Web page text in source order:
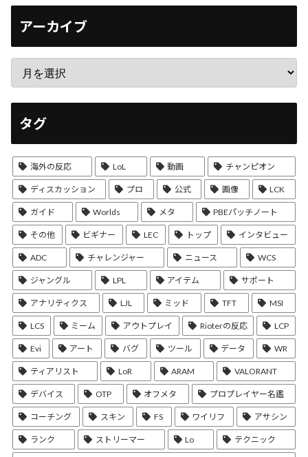
アーカイブ
タグ
海外の反応 LoL 動画 チャンピオン
ディスカッション プロ 公式 画像 LCK
ガイド Worlds メタ PBEパッチノート
その他 ビギナー LEC トップ インタビュー
ADC チャレンジャー ニュース WCS
ジャングル LPL アイテム サポート
アナリティクス LJL ミッド TFT MSI
LCS ミーム アウトプレイ Rioterの反応 LCP
Evi アート バグ ツール データ WR
ティアリスト LoR ARAM VALORANT
デバイス OTP オフメタ プロプレイヤー名鑑
コーチング スキン FS ワイリフ アサシン
ランク ストリーマー Lo テクニック